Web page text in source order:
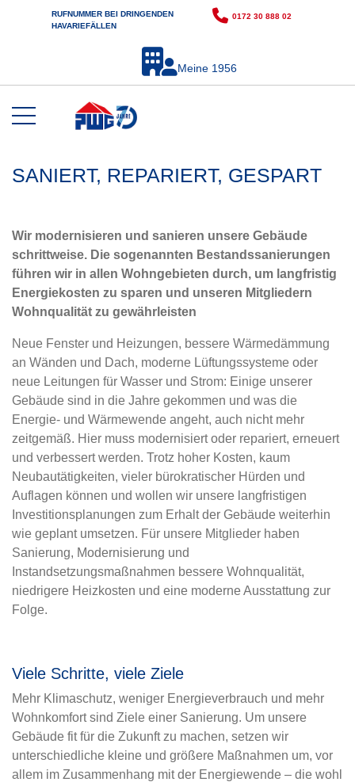
RUFNUMMER BEI DRINGENDEN
HAVARIEFÄLLEN
0172 30 888 02
Meine 1956
SANIERT, REPARIERT, GESPART
Wir modernisieren und sanieren unsere Gebäude
schrittweise. Die sogenannten Bestandssanierungen
führen wir in allen Wohngebieten durch, um langfristig
Energiekosten zu sparen und unseren Mitgliedern
Wohnqualität zu gewährleisten
Neue Fenster und Heizungen, bessere Wärmedämmung
an Wänden und Dach, moderne Lüftungssysteme oder
neue Leitungen für Wasser und Strom: Einige unserer
Gebäude sind in die Jahre gekommen und was die
Energie- und Wärmewende angeht, auch nicht mehr
zeitgemäß. Hier muss modernisiert oder repariert, erneuert
und verbessert werden. Trotz hoher Kosten, kaum
Neubautätigkeiten, vieler bürokratischer Hürden und
Auflagen können und wollen wir unsere langfristigen
Investitionsplanungen zum Erhalt der Gebäude weiterhin
wie geplant umsetzen. Für unsere Mitglieder haben
Sanierung, Modernisierung und
Instandsetzungsmaßnahmen bessere Wohnqualität,
niedrigere Heizkosten und eine moderne Ausstattung zur
Folge.
Viele Schritte, viele Ziele
Mehr Klimaschutz, weniger Energieverbrauch und mehr
Wohnkomfort sind Ziele einer Sanierung. Um unsere
Gebäude fit für die Zukunft zu machen, setzen wir
unterschiedliche kleine und größere Maßnahmen um, vor
allem im Zusammenhang mit der Energiewende – die wohl